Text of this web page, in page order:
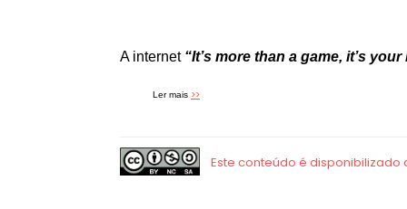
A internet “It’s more than a game, it’s your
Ler mais >>